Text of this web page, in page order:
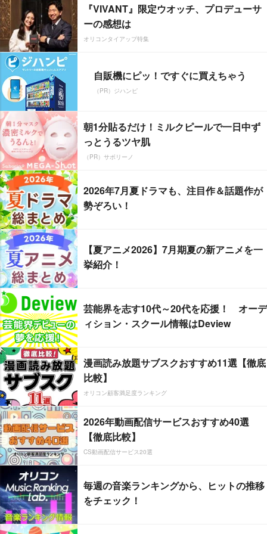
『VIVANT』限定ウオッチ、プロデューサ
ーの感想は
オリコンタイアップ特集
自販機にピッ！ですぐに買えちゃう
（PR）ジハンピ
朝1分貼るだけ！ミルクピールで一日中ず
っとうるツヤ肌
（PR）サボリーノ
2026年7月夏ドラマも、注目作＆話題作が
勢ぞろい！
【夏アニメ2026】7月期夏の新アニメを一
挙紹介！
芸能界を志す10代～20代を応援！ オーデ
ィション・スクール情報はDeview
漫画読み放題サブスクおすすめ11選【徹底
比較】
オリコン顧客満足度ランキング
2026年動画配信サービスおすすめ40選
【徹底比較】
CS動画配信サービス20選
毎週の音楽ランキングから、ヒットの推移
をチェック！